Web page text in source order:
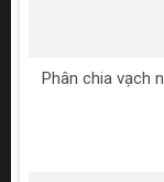
Phân chia vạch